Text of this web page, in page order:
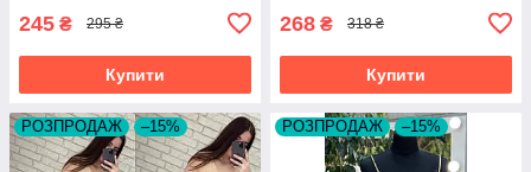
245 ₴ 295 ₴
Купити
268 ₴ 318 ₴
Купити
РОЗПРОДАЖ –15% РОЗПРОДАЖ –15%